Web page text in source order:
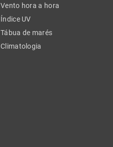
Vento hora a hora
Índice UV
Tábua de marés
Climatologia